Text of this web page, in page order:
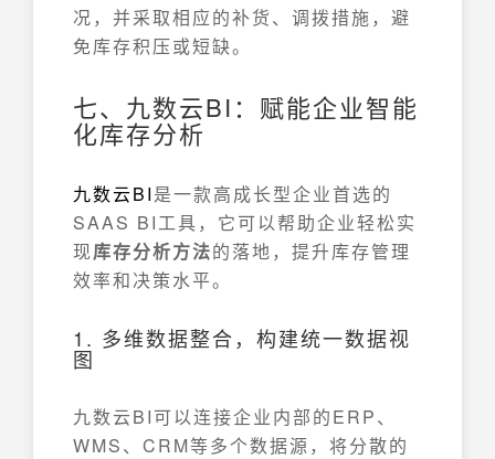
况，并采取相应的补货、调拨措施，避
免库存积压或短缺。
七、九数云BI：赋能企业智能
化库存分析
九数云BI是一款高成长型企业首选的
SAAS BI工具，它可以帮助企业轻松实
现库存分析方法的落地，提升库存管理
效率和决策水平。
1. 多维数据整合，构建统一数据视
图
九数云BI可以连接企业内部的ERP、
WMS、CRM等多个数据源，将分散的